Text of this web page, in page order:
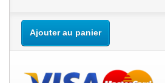
Ajouter au panier